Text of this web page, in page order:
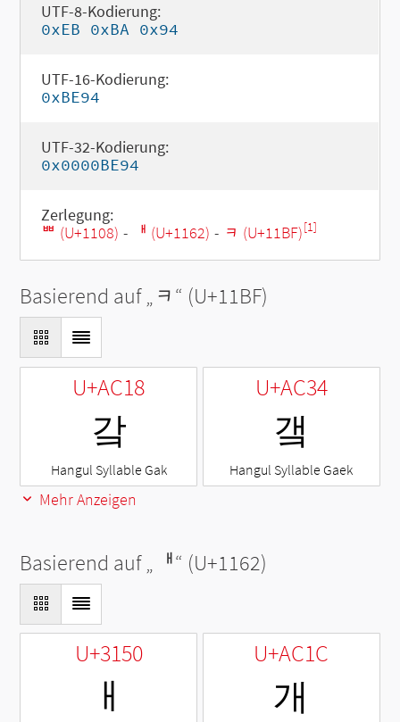
UTF-8-Kodierung:
0xEB 0xBA 0x94
UTF-16-Kodierung:
0xBE94
UTF-32-Kodierung:
0x0000BE94
Zerlegung:
ᄈ (U+1108) - ᅢ (U+1162) - ᆿ (U+11BF)[1]
Basierend auf „ᆿ“ (U+11BF)
U+AC18
갘
Hangul Syllable Gak
U+AC34
갴
Hangul Syllable Gaek
Mehr Anzeigen
Basierend auf „ ᅢ“ (U+1162)
U+3150
ㅐ
U+AC1C
개